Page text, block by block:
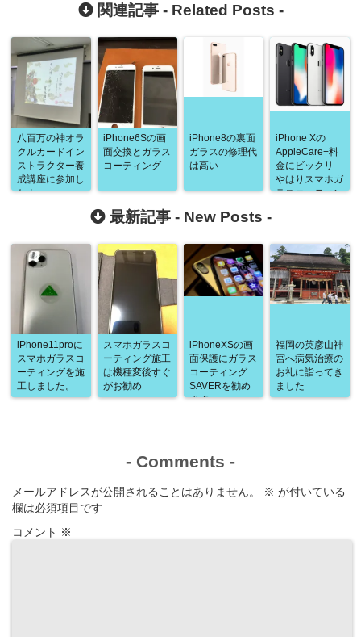
関連記事 - Related Posts -
八百万の神オラ
クルカードイン
ストラクター養
成講座に参加し
たよ
iPhone6Sの画
面交換とガラス
コーティング
iPhone8の裏面
ガラスの修理代
は高い
iPhone Xの
AppleCare+料
金にビックリ
やはりスマホガ
ラスコーティン
最新記事 - New Posts -
iPhone11proに
スマホガラスコ
ーティングを施
工しました。
スマホガラスコ
ーティング施工
は機種変後すぐ
がお勧め
iPhoneXSの画
面保護にガラス
コーティング
SAVERを勧め
ます
福岡の英彦山神
宮へ病気治療の
お礼に詣ってき
ました
- Comments -
メールアドレスが公開されることはありません。 ※ が付いている
欄は必須項目です
コメント ※